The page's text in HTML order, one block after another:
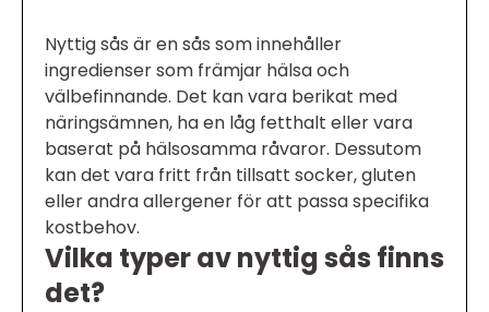
Nyttig sås är en sås som innehåller
ingredienser som främjar hälsa och
välbefinnande. Det kan vara berikat med
näringsämnen, ha en låg fetthalt eller vara
baserat på hälsosamma råvaror. Dessutom
kan det vara fritt från tillsatt socker, gluten
eller andra allergener för att passa specifika
kostbehov.
Vilka typer av nyttig sås finns
det?